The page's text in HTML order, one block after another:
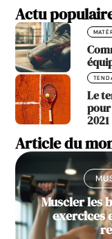
Actu
Le
2021
Article du
Muscler les
exercices